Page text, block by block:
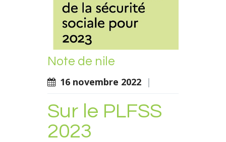
Note de nile
16 novembre 2022 |
Sur le PLFSS
2023